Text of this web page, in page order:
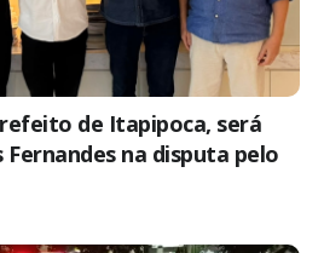
de Itapipoca, será
Fernandes na disputa pelo